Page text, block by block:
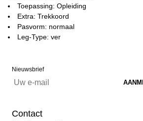
Toepassing: Opleiding
Extra: Trekkoord
Pasvorm: normaal
Leg-Type: ver
Nieuwsbrief
Contact